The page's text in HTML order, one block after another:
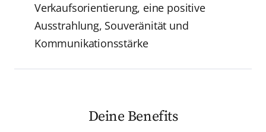
Verkaufsorientierung, eine positive
Ausstrahlung, Souveränität und
Kommunikationsstärke
Deine Benefits